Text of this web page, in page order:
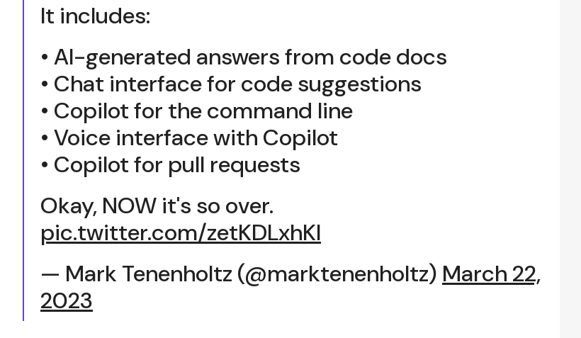
It includes:
• AI-generated answers from code docs
• Chat interface for code suggestions
• Copilot for the command line
• Voice interface with Copilot
• Copilot for pull requests
Okay, NOW it's so over.
pic.twitter.com/zetKDLxhKl
— Mark Tenenholtz (@marktenenholtz) March 22,
2023